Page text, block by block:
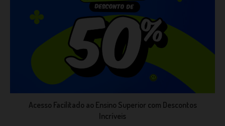
Acesso Facilitado ao Ensino Superior com Descontos
Incríveis